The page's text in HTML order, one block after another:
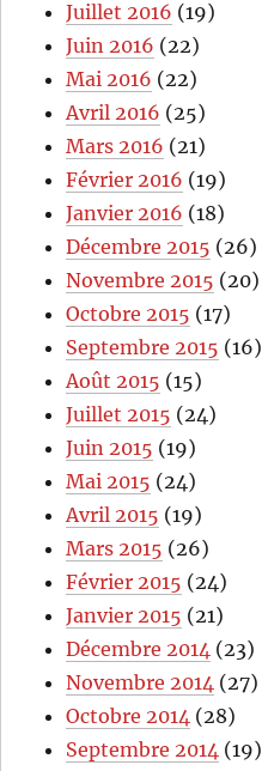
Juillet 2016 (19)
Juin 2016 (22)
Mai 2016 (22)
Avril 2016 (25)
Mars 2016 (21)
Février 2016 (19)
Janvier 2016 (18)
Décembre 2015 (26)
Novembre 2015 (20)
Octobre 2015 (17)
Septembre 2015 (16)
Août 2015 (15)
Juillet 2015 (24)
Juin 2015 (19)
Mai 2015 (24)
Avril 2015 (19)
Mars 2015 (26)
Février 2015 (24)
Janvier 2015 (21)
Décembre 2014 (23)
Novembre 2014 (27)
Octobre 2014 (28)
Septembre 2014 (19)